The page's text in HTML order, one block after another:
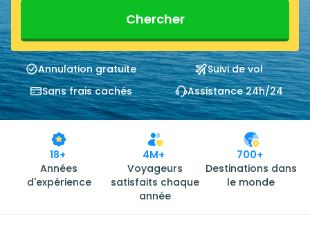
Chercher
Annulation gratuite
Suivi de vol
Sans frais cachés
Assistance 24h/24
18+
Années
d'expérience
4M+
Voyageurs
satisfaits chaque
année
700+
Destinations dans
le monde